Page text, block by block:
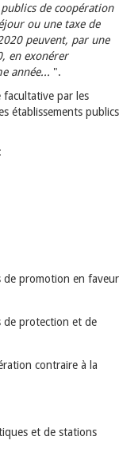
de coopération
ou une taxe de
peuvent, par une
en exonérer
année... ".
facultative par les
établissements publics
de promotion en faveur
de protection et de
contraire à la
et de stations